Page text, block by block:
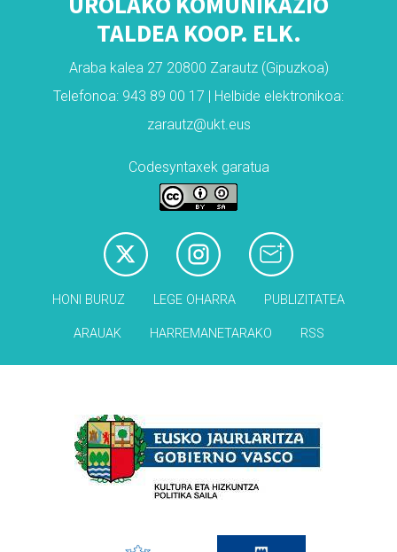
TALDEA KOOP. ELK.
Araba kalea 27 20800 Zarautz (Gipuzkoa)
Telefonoa: 943 89 00 17 | Helbide elektronikoa:
zarautz@ukt.eus
Codesyntaxek garatua
HONI BURUZ LEGE OHARRA PUBLIZITATEA
ARAUAK HARREMANETARAKO RSS